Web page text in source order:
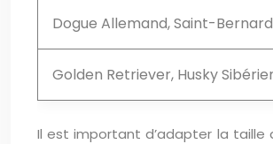
Dogue Allemand, Saint-Bernard
Golden Retriever, Husky
Il est important d’adapter la taille